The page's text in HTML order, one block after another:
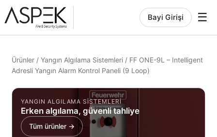
Bayi Girişi ☰
Ürünler / Yangın Algılama Sistemleri / FF ONE-9L – Intelligent
Adresli Yangın Alarm Kontrol Paneli (9 Loop)
YANGIN ALGILAMA SISTEMLERI
Erken algılama, güvenli tahliye
Tüm ürünler →